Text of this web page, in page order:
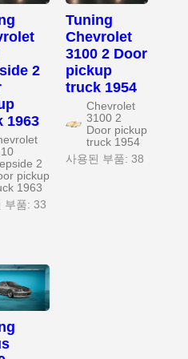
2
1963
2
pickup
1963
부품: 33
Tuning
Chevrolet
3100 2 Door
pickup
truck 1954
Chevrolet
3100 2
Door pickup
truck 1954
사용된 부품: 38